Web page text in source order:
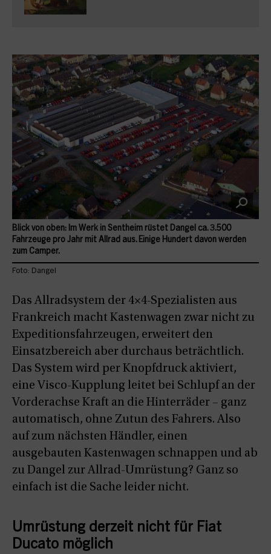
Das Allradsystem der 4×4-Spezialisten aus
Frankreich macht Kastenwagen zwar nicht zu
Expeditionsfahrzeugen, erweitert den
Einsatzbereich aber durchaus beträchtlich.
Das System wird per Knopfdruck aktiviert,
eine Visco-Kupplung leitet bei Schlupf an der
Vorderachse Kraft an die Hinterräder – ganz
automatisch, ohne Zutun des Fahrers. Also
auf zum nächsten Händler, einen
ausgebauten Kastenwagen schnappen und ab
zu Dangel zur Allrad-Umrüstung? Ganz so
einfach ist die Sache leider nicht.
Blick von oben: Im Werk in Sentheim rüstet Dangel ca. 3.500
Fahrzeuge pro Jahr mit Allrad aus. Einige Hundert davon werden
zum Camper.
Foto: Dangel
Umrüstung derzeit nicht für Fiat
Ducato möglich